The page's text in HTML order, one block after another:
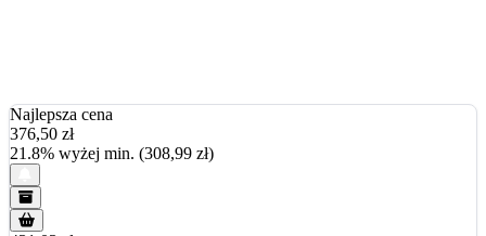
Najlepsza cena
376,50 zł
21.8% wyżej min. (308,99 zł)